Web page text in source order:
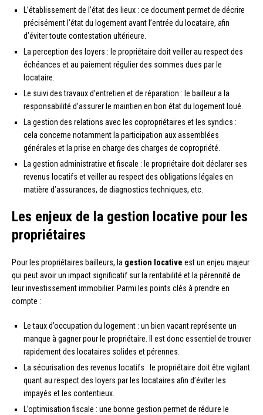
L’établissement de l’état des lieux : ce document permet de décrire
précisément l’état du logement avant l’entrée du locataire, afin
d’éviter toute contestation ultérieure.
La perception des loyers : le propriétaire doit veiller au respect des
échéances et au paiement régulier des sommes dues par le
locataire.
Le suivi des travaux d’entretien et de réparation : le bailleur a la
responsabilité d’assurer le maintien en bon état du logement loué.
La gestion des relations avec les copropriétaires et les syndics :
cela concerne notamment la participation aux assemblées
générales et la prise en charge des charges de copropriété.
La gestion administrative et fiscale : le propriétaire doit déclarer ses
revenus locatifs et veiller au respect des obligations légales en
matière d’assurances, de diagnostics techniques, etc.
Les enjeux de la gestion locative pour les
propriétaires
Pour les propriétaires bailleurs, la gestion locative est un enjeu majeur
qui peut avoir un impact significatif sur la rentabilité et la pérennité de
leur investissement immobilier. Parmi les points clés à prendre en
compte :
Le taux d’occupation du logement : un bien vacant représente un
manque à gagner pour le propriétaire. Il est donc essentiel de trouver
rapidement des locataires solides et pérennes.
La sécurisation des revenus locatifs : le propriétaire doit être vigilant
quant au respect des loyers par les locataires afin d’éviter les
impayés et les contentieux.
L’optimisation fiscale : une bonne gestion permet de réduire le